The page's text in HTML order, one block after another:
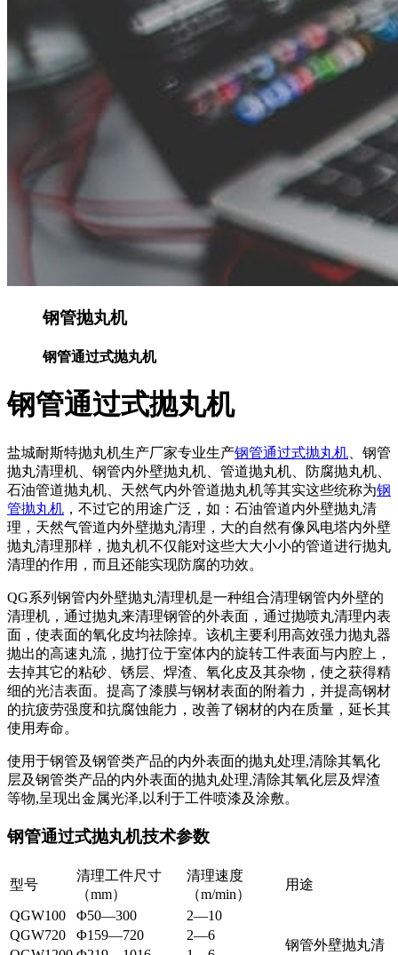
钢管抛丸机
钢管通过式抛丸机
钢管通过式抛丸机
盐城耐斯特抛丸机生产厂家专业生产钢管通过式抛丸机 、钢管
抛丸清理机、钢管内外壁抛丸机、管道抛丸机、防腐抛丸机、
石油管道抛丸机、天然气内外管道抛丸机等其实这些统称为钢
管抛丸机 ，不过它的用途广泛，如：石油管道内外壁抛丸清
理，天然气管道内外壁抛丸清理，大的自然有像风电塔内外壁
抛丸清理那样，抛丸机不仅能对这些大大小小的管道进行抛丸
清理的作用，而且还能实现防腐的功效。
QG系列钢管内外壁抛丸清理机是一种组合清理钢管内外壁的
清理机，通过抛丸来清理钢管的外表面，通过抛喷丸清理内表
面，使表面的氧化皮均祛除掉。该机主要利用高效强力抛丸器
抛出的高速丸流，抛打位于室体内的旋转工件表面与内腔上，
去掉其它的粘砂、锈层、焊渣、氧化皮及其杂物，使之获得精
细的光洁表面。提高了漆膜与钢材表面的附着力，并提高钢材
的抗疲劳强度和抗腐蚀能力，改善了钢材的内在质量，延长其
使用寿命。
使用于钢管及钢管类产品的内外表面的抛丸处理,清除其氧化
层及钢管类产品的内外表面的抛丸处理,清除其氧化层及焊渣
等物,呈现出金属光泽,以利于工件喷漆及涂敷。
钢管通过式抛丸机技术参数
型号
清理工件尺寸
（mm）
清理速度
（m/min）
用途
QGW100 Φ50—300
2—10
钢管外壁抛丸清
QGW720 Φ159—720
2—6